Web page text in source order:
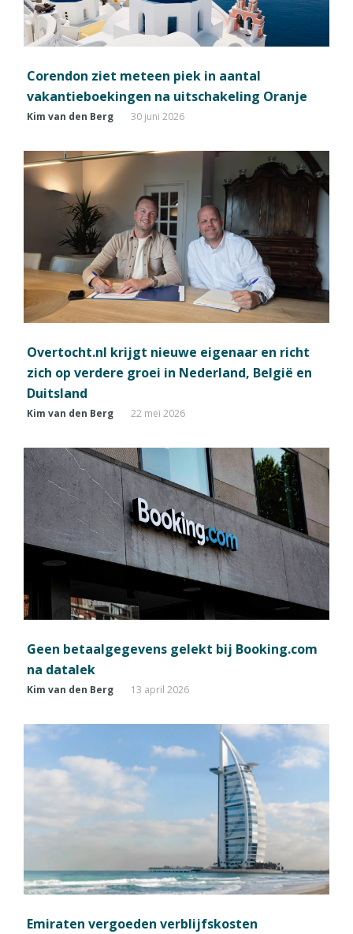
Corendon ziet meteen piek in aantal
vakantieboekingen na uitschakeling Oranje
Kim van den Berg 30 juni 2026
Overtocht.nl krijgt nieuwe eigenaar en richt
zich op verdere groei in Nederland, België en
Duitsland
Kim van den Berg 22 mei 2026
Geen betaalgegevens gelekt bij Booking.com
na datalek
Kim van den Berg 13 april 2026
Emiraten vergoeden verblijfskosten